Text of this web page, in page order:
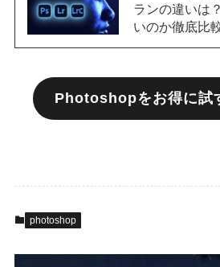
ランの違いは
いのか徹底比
Photoshopをお得に試
photoshop